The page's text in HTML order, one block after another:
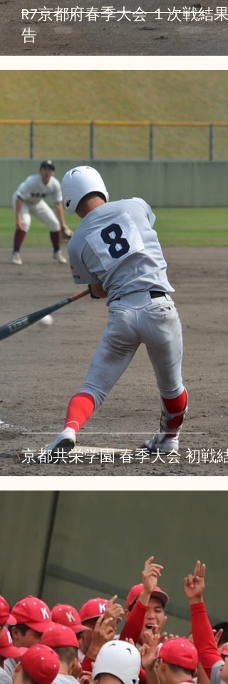
R7京都府春季大会 １次戦結果
告
京都共栄学園 春季大会 初戦